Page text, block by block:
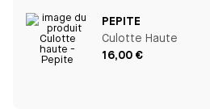
PEPITE
Culotte Haute
16,00 €